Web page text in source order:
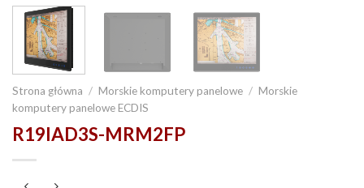
Strona główna / Morskie komputery panelowe / Morskie
komputery panelowe ECDIS
R19IAD3S-MRM2FP